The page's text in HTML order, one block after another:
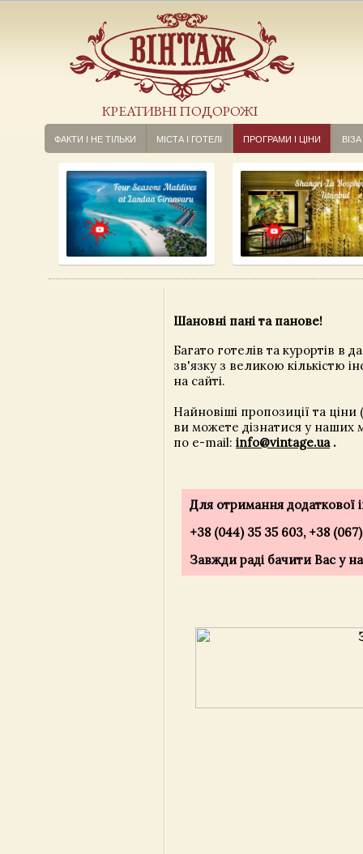
КРЕАТИВНІ ПОДОРОЖІ
ФАКТИ І НЕ ТІЛЬКИ МІСТА І ГОТЕЛІ ПРОГРАМИ І ЦІНИ ВІЗА
Шановні пані та панове!
Багато готелів та курортів в
зв'язку з великою кількістю
на сайті.
Найновіші пропозиції та
ви можете дізнатися у
по e-mail: info@vintage.ua.
Для отримання додаткової
+38 (044) 35 35 603, +38
Завжди раді бачити Вас у